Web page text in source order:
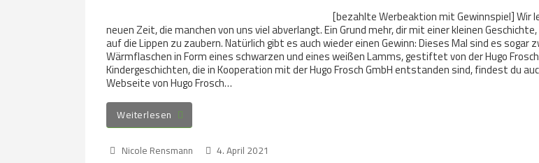
[bezahlte Werbeaktion mit Gewinnspiel] Wir
neuen Zeit, die manchen von uns viel abverlangt. Ein Grund mehr, dir mit einer kleinen Geschichte,
auf die Lippen zu zaubern. Natürlich gibt es auch wieder einen Gewinn: Dieses Mal sind es sogar
Wärmflaschen in Form eines schwarzen und eines weißen Lamms, gestiftet von der Hugo Frosch
Kindergeschichten, die in Kooperation mit der Hugo Frosch GmbH entstanden sind, findest du
Webseite von Hugo Frosch…
Weiterlesen
Nicole Rensmann
4. April 2021